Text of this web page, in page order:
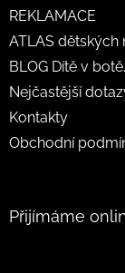
REKLAMACE
ATLAS dětských
BLOG Dítě v
Nejčastější
Kontakty
Obchodní
Přijímáme